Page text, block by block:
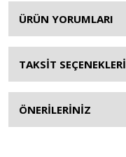
ÜRÜN YORUMLARI
TAKSİT SEÇENEKLERİ
ÖNERİLERİNİZ